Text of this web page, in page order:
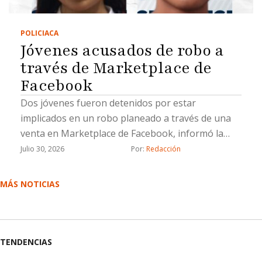
POLICIACA
Jóvenes acusados de robo a
través de Marketplace de
Facebook
Dos jóvenes fueron detenidos por estar
implicados en un robo planeado a través de una
venta en Marketplace de Facebook, informó la
Fiscalía General del Estado (FGE).La Fiscalía
“N”, por su probable responsabilidad en el delito
acuerdo con la investigación, el 21 de marzo de
2026 la víctima contactó, a través de Facebook
Julio 30, 2026 Por: Redacción
MÁS NOTICIAS
TENDENCIAS